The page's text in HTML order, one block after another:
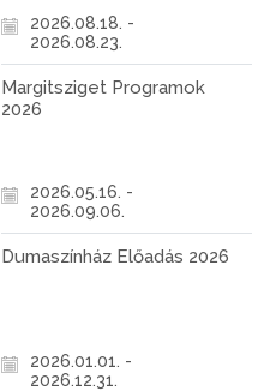
2026.08.18. -
2026.08.23.
Margitsziget Programok
2026
2026.05.16. -
2026.09.06.
Dumaszínház Előadás 2026
2026.01.01. -
2026.12.31.